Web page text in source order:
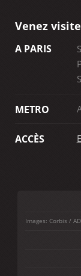
Venez
A PARIS
METRO
ACCÈS
Images: Corbis /